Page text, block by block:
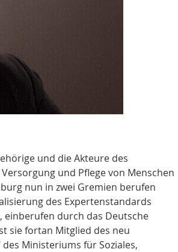
und die Akteure des
und Pflege von Menschen
nun in zwei Gremien berufen
des Expertenstandards
einberufen durch das Deutsche
sie fortan Mitglied des neu
Ministeriums für Soziales,